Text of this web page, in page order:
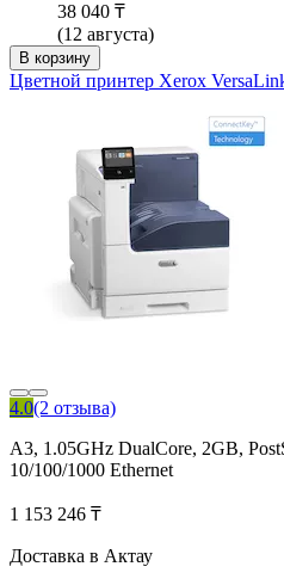
38 040 ₸
(12 августа)
В корзину
Цветной принтер Xerox
4.0(2 отзыва)
A3, 1.05GHz DualCore, 2GB,
10/100/1000 Ethernet
1 153 246 ₸
Доставка в Актау